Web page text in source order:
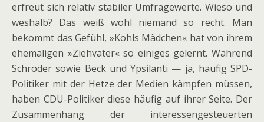
erfreut sich relativ stabiler Umfragewerte. Wieso und
weshalb? Das weiß wohl niemand so recht. Man
bekommt das Gefühl, »Kohls Mädchen« hat von ihrem
ehemaligen »Ziehvater« so einiges gelernt. Während
Schröder sowie Beck und Ypsilanti — ja, häufig SPD-
Politiker mit der Hetze der Medien kämpfen müssen,
haben CDU-Politiker diese häufig auf ihrer Seite. Der
Zusammenhang der interessengesteuerten